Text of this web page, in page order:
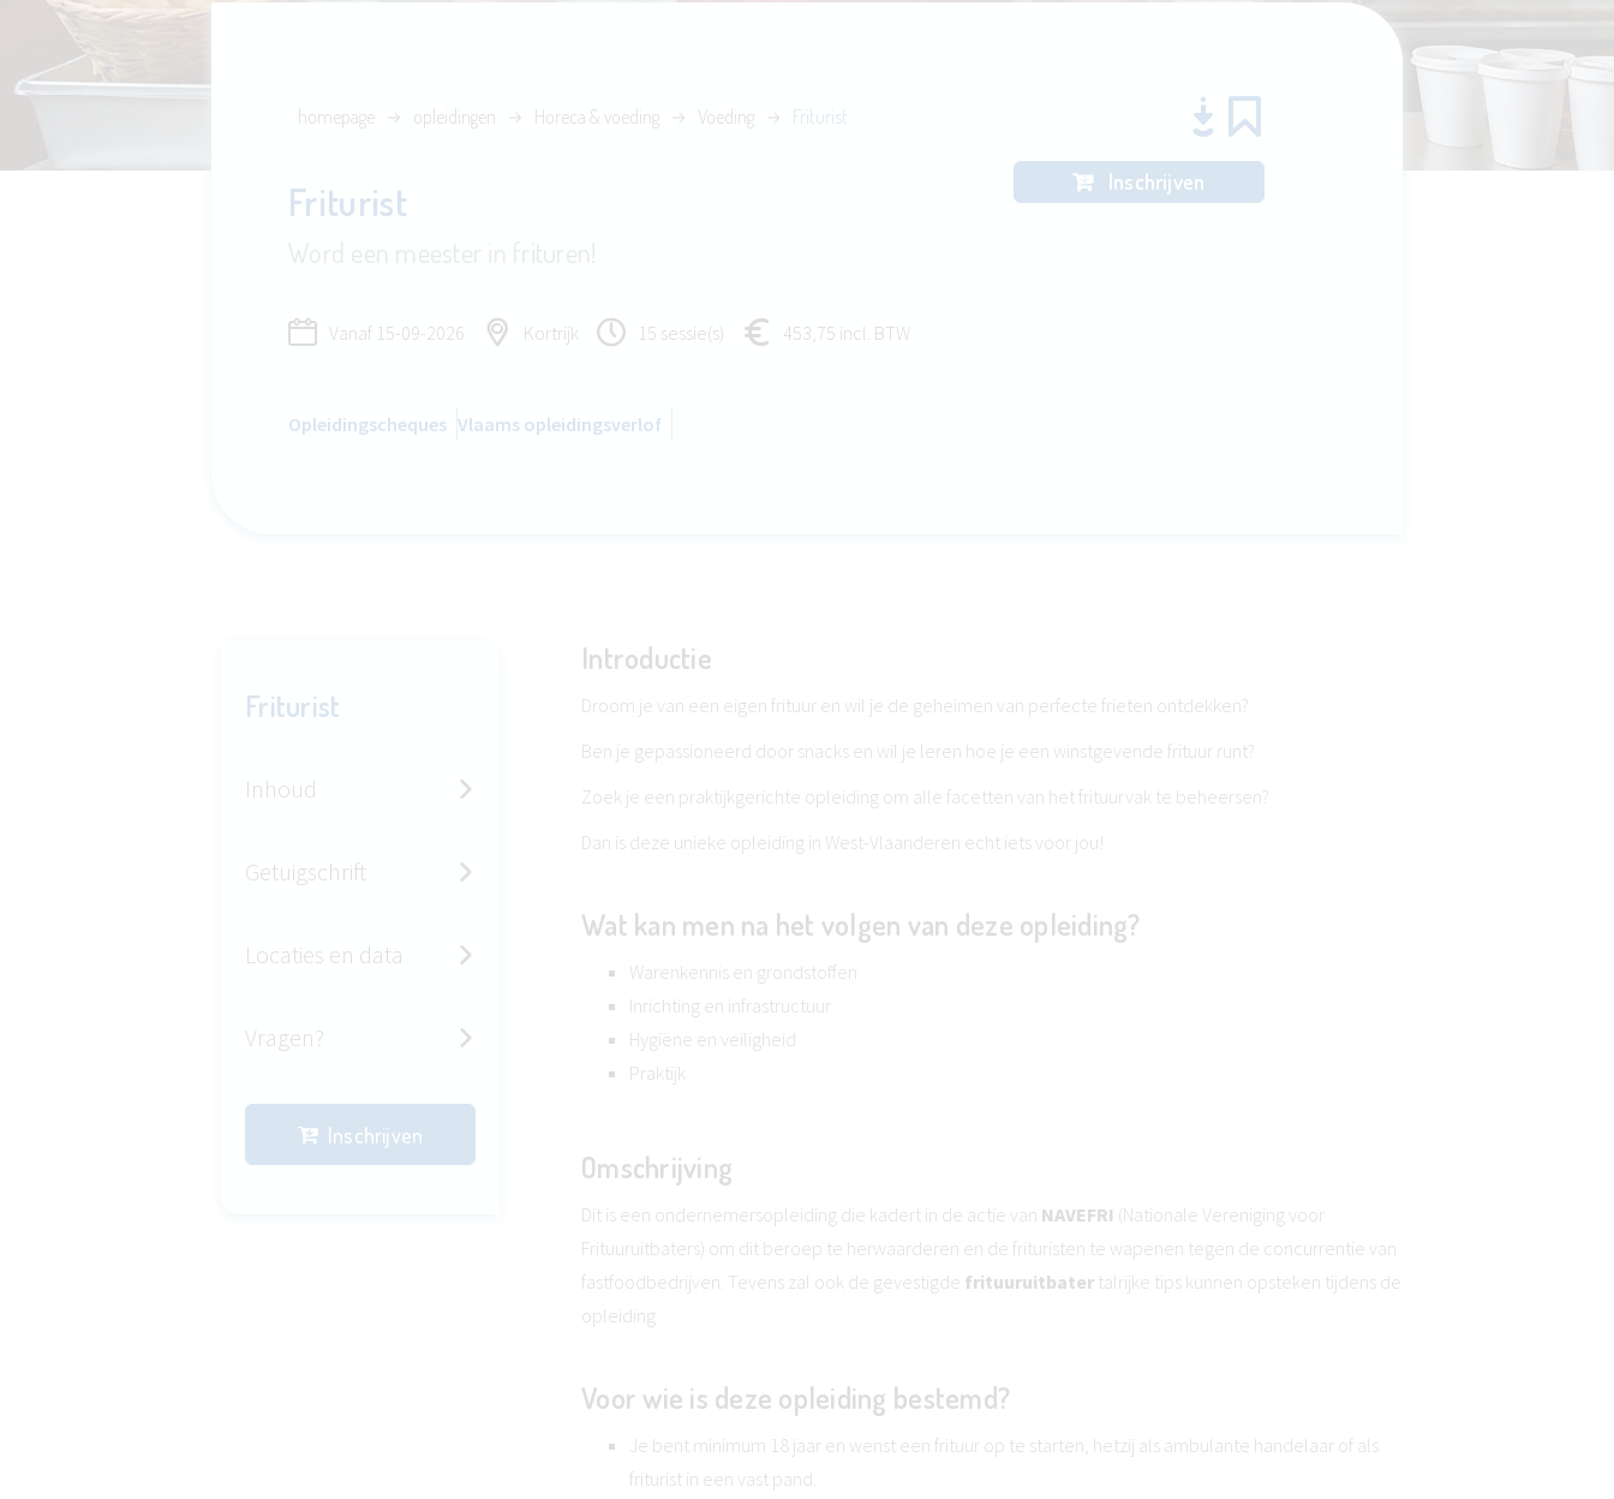
homepage opleidingen Horeca & voeding Voeding Friturist
Friturist
Vanaf 15-09-2026 Kortrijk 15 sessie(s) 453,75 incl. BTW
Opleidingscheques Vlaams opleidingsverlof
Inschrijven
Friturist
Inhoud
Getuigschrift
Locaties en data
Vragen?
Inschrijven
Introductie
Droom je van een eigen frituur en wil je de geheimen van perfecte frieten ontdekken?
Ben je gepassioneerd door snacks en wil je leren hoe je een winstgevende frituur runt?
Zoek je een praktijkgerichte opleiding om alle facetten van het frituurvak te beheersen?
Dan is deze unieke opleiding in West-Vlaanderen echt iets voor jou!
Wat kan men na het volgen van deze opleiding?
Warenkennis en grondstoffen
Inrichting en infrastructuur
Hygiëne en veiligheid
Praktijk
Omschrijving
Dit is een ondernemersopleiding die kadert in de actie van NAVEFRI (Nationale Vereniging voor
Frituuruitbaters) om dit beroep te herwaarderen en de frituristen te wapenen tegen de concurrentie van
fastfoodbedrijven. Tevens zal ook de gevestigde frituuruitbater talrijke tips kunnen opsteken tijdens de
opleiding
Voor wie is deze opleiding bestemd?
Je bent minimum 18 jaar en wenst een frituur op te starten, hetzij als ambulante handelaar of als
friturist in een vast pand.